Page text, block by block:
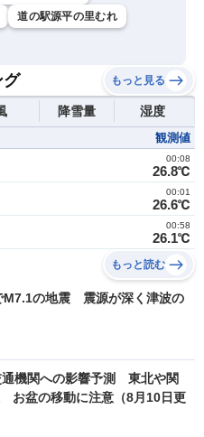
道の駅源平の里むれ
グ もっと見る
降雪量 湿度
観測値
26.8℃
00:08
26.6℃
00:01
26.1℃
00:58
もっと読む
M7.1の地震 震源が深く津波の
通機関への影響予測 東北や関
お盆の移動に注意（8月10日更